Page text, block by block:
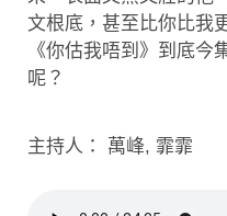
文根底，甚至比你比
《你估我唔到》到底
呢？
主持人： 萬峰, 霏霏